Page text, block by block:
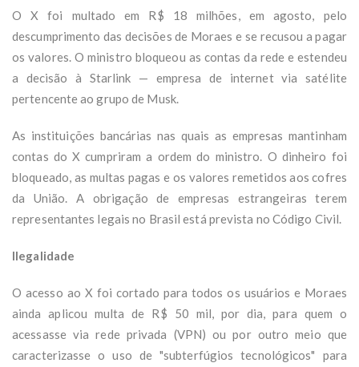
O X foi multado em R$ 18 milhões, em agosto, pelo
descumprimento das decisões de Moraes e se recusou a pagar
os valores. O ministro bloqueou as contas da rede e estendeu
a decisão à Starlink — empresa de internet via satélite
pertencente ao grupo de Musk.
As instituições bancárias nas quais as empresas mantinham
contas do X cumpriram a ordem do ministro. O dinheiro foi
bloqueado, as multas pagas e os valores remetidos aos cofres
da União. A obrigação de empresas estrangeiras terem
representantes legais no Brasil está prevista no Código Civil.
Ilegalidade
O acesso ao X foi cortado para todos os usuários e Moraes
ainda aplicou multa de R$ 50 mil, por dia, para quem o
acessasse via rede privada (VPN) ou por outro meio que
caracterizasse o uso de "subterfúgios tecnológicos" para